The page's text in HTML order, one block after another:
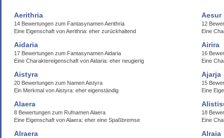
Aerithria
14 Bewertungen zum Fantasynamen Aerithria
Eine Eigenschaft von Aerithria: eher zurückhaltend
Aesur
12
Eine
Aidaria
17 Bewertungen zum Fantasynamen Aidaria
Eine Charaktereigenschaft von Aidaria: eher neugierig
Airira
16
Eine
Aistyra
20 Bewertungen zum Namen Aistyra
Ein Merkmal von Aistyra: eher eigenständig
Ajarja
15
Eine
Alaera
8 Bewertungen zum Rufnamen Alaera
Eine Eigenschaft von Alaera: eher eine Spaßbremse
18
Eine
Alraera Alraia